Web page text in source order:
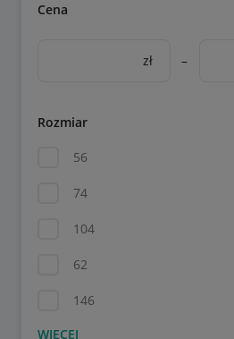
Cena
zł –
Rozmiar
56
74
104
62
146